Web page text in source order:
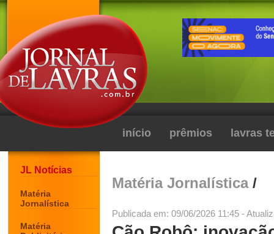
início prêmios lavras
JL Notícias
Matéria
Jornalística
Matéria
Matéria Jornalística/
Publicada em: 09/06/2026 11:45 -